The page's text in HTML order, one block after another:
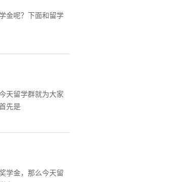
金呢？下面和留学
天留学群就为大家
先是
学金，那么今天留